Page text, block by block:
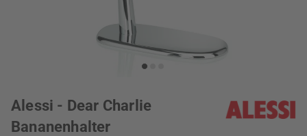
Alessi - Dear Charlie
Bananenhalter